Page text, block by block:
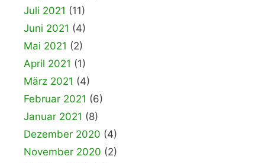
Juli 2021 (11)
Juni 2021 (4)
Mai 2021 (2)
April 2021 (1)
März 2021 (4)
Februar 2021 (6)
Januar 2021 (8)
Dezember 2020 (4)
November 2020 (2)